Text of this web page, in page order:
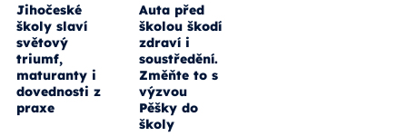
Jihočeské
školy slaví
světový
triumf,
maturanty i
dovednosti z
praxe
Auta před
školou škodí
zdraví i
soustředění.
Změňte to s
výzvou
Pěšky do
školy